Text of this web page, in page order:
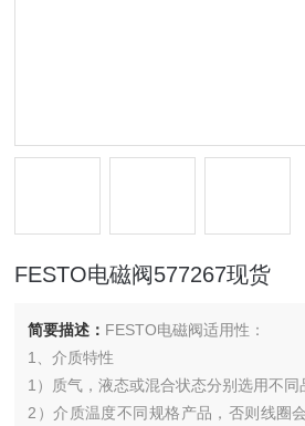
FESTO电磁阀577267现货
简要描述： FESTO电磁阀适用性：
1、介质特性
1）质气，液态或混合状态分别选用不同
2）介质温度不同规格产品，否则线圈